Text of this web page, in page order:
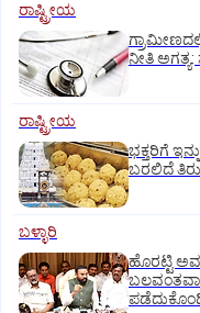
ರಾಷ್ಟ್ರೀಯ
ನೀತಿ
ರಾಷ್ಟ್ರೀಯ
ಭಕ್ತರಿಗೆ
ಬರಲಿದೆ
ಬಳ್ಳಾರಿ
ಹೊರಟ್ಟಿ